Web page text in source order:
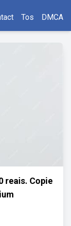
Tos DMCA
reais. Copie